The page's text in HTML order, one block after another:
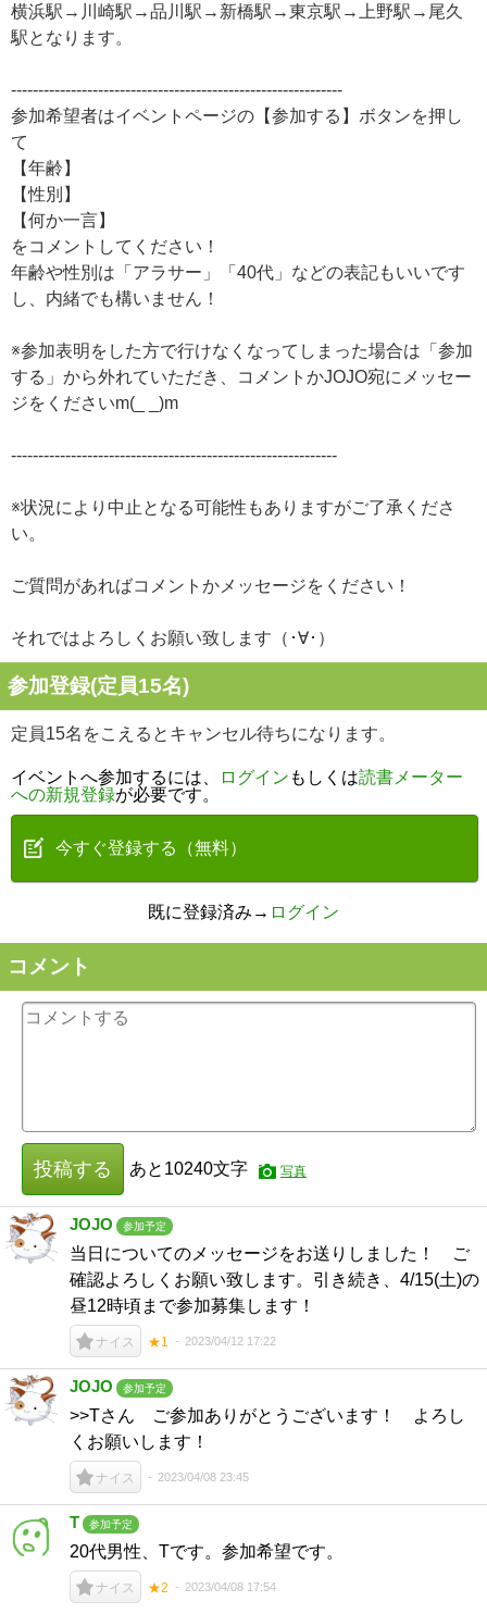
横浜駅→川崎駅→品川駅→新橋駅→東京駅→上野駅→尾久
駅となります。
-------------------------------------------------------------
参加希望者はイベントページの【参加する】ボタンを押し
て
【年齢】
【性別】
【何か一言】
をコメントしてください！
年齢や性別は「アラサー」「40代」などの表記もいいです
し、内緒でも構いません！
※参加表明をした方で行けなくなってしまった場合は「参加
する」から外れていただき、コメントかJOJO宛にメッセー
ジをくださいm(_ _)m
------------------------------------------------------------
※状況により中止となる可能性もありますがご了承くださ
い。
ご質問があればコメントかメッセージをください！
それではよろしくお願い致します（･∀･）
参加登録(定員15名)
定員15名をこえるとキャンセル待ちになります。
イベントへ参加するには、 ログイン もしくは読書メーター
への新規登録が必要です。
今すぐ登録する（無料）
既に登録済み→ ログイン
コメント
投稿する あと 10240文字 写真
JOJO 参加予定
当日についてのメッセージをお送りしました！ ご
確認よろしくお願い致します。引き続き、4/15(土)の
昼12時頃まで参加募集します！
ナイス ★1 2023/04/12 17:22
JOJO 参加予定
>>Tさん ご参加ありがとうございます！ よろし
くお願いします！
ナイス 2023/04/08 23:45
T 参加予定
20代男性、Tです。参加希望です。
ナイス ★2 2023/04/08 17:54